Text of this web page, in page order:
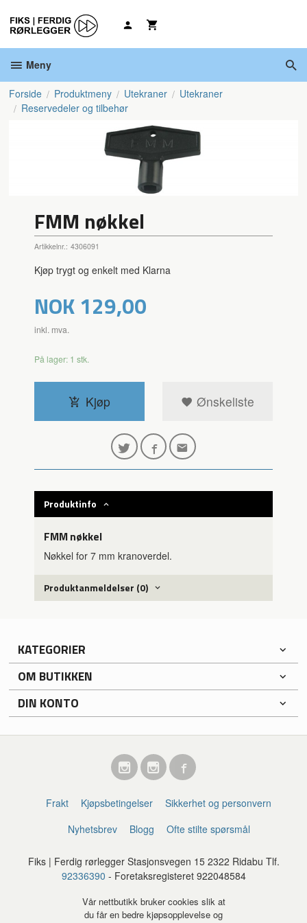
innholdet
Meny
Forside Produktmeny Utekraner
Utekraner
Reservedeler og tilbehør
FMM nøkkel
Artikkelnr.: 4306091
Kjøp trygt og enkelt med Klarna
Pris
NOK129,00
inkl. mva.
På lager: 1 stk.
Kjøp Ønskeliste
Produktinfo
FMM nøkkel
Nøkkel for 7 mm kranoverdel.
Produktanmeldelser (0)
KATEGORIER
OM BUTIKKEN
DIN KONTO
Frakt Kjøpsbetingelser
Sikkerhet og personvern
Nyhetsbrev
Blogg Ofte stilte spørsmål
Fiks | Ferdig rørlegger Stasjonsvegen 15 2322 Ridabu Tlf.
92336390 - Foretaksregisteret 922048584
Vår nettbutikk bruker cookies slik at
du får en bedre kjøpsopplevelse og